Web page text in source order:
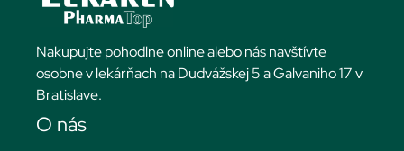
Nakupujte pohodlne online alebo nás navštívte
osobne v lekárňach na Dudvážskej 5 a Galvaniho 17 v
Bratislave.
O nás